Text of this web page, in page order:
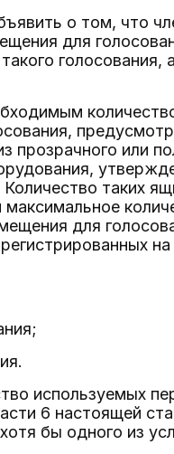
о том, что
для
голосования,
прозрачного или
таких
для
используемых
6 настоящей
бы одного из